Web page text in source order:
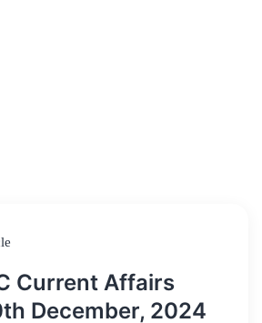
Current Affairs
December, 2024